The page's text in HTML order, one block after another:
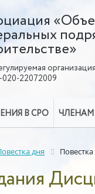
организация
22072009
В СРО
дня Повестка